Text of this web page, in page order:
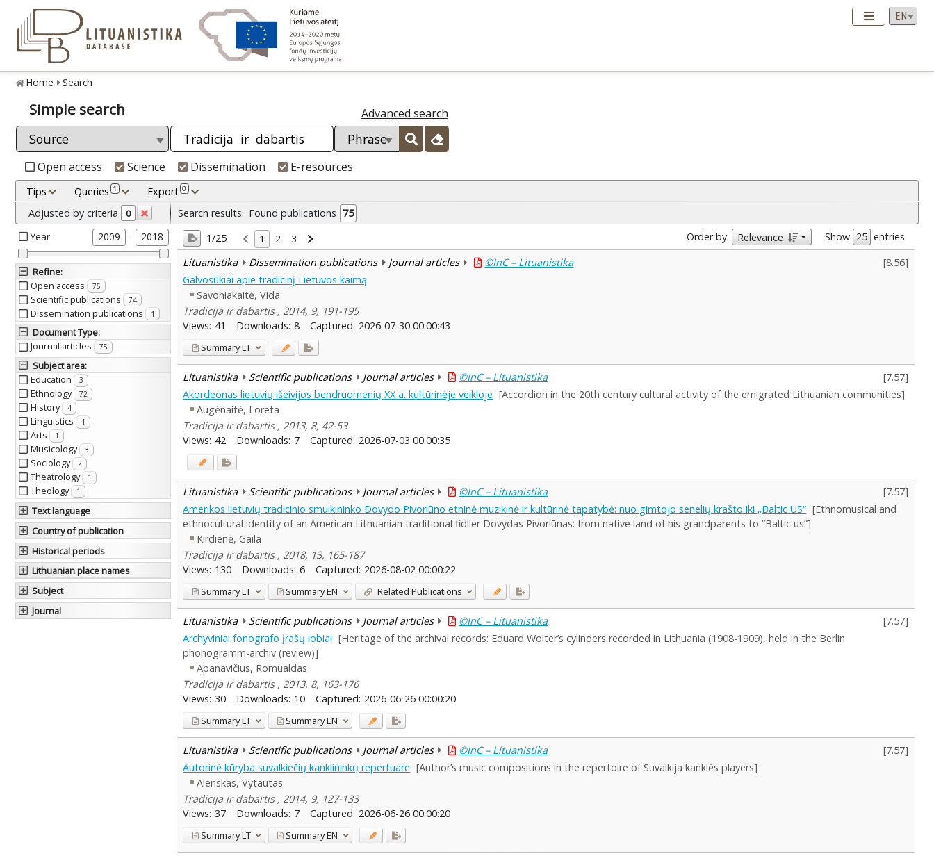
Home Search
Simple search Advanced search
Open access Science Dissemination E-resources
Tips Queries 1 Export 0
Adjusted by criteria 0
Year 2009 – 2018
Refine:
Open access
75
Scientific publications 74
Dissemination publications 1
Document Type:
Journal articles
75
Subject area:
Education
3
Ethnology 72
History 4
Linguistics 1
Arts 1
Musicology 3
Sociology 2
Theatrology 1
Theology 1
Text language
Country of publication
Historical periods
Lithuanian place names
Subject
Journal
Search results: Found publications 75
1/25
1 2 3 Order by: Relevance Show
entries
Lituanistika
Dissemination publications Journal articles ©InC – Lituanistika [8.56]
Galvosūkiai apie tradicinį Lietuvos kaimą
Savoniakaitė, Vida
Tradicija ir dabartis , 2014, 9, 191-195
Views: 41 Downloads: 8 Captured: 2026-07-30 00:00:43
SummaryLT
Lituanistika Scientific publications Journal articles ©InC – Lituanistika [7.57]
Akordeonas lietuvių išeivijos bendruomenių XX a. kultūrinėje veikloje [Accordion in the 20th century cultural activity of the emigrated Lithuanian communities]
Augėnaitė, Loreta
Tradicija ir dabartis , 2013, 8, 42-53
Views: 42 Downloads: 7 Captured: 2026-07-03 00:00:35
Lituanistika Scientific publications Journal articles ©InC – Lituanistika [7.57]
Amerikos lietuvių tradicinio smuikininko Dovydo Pivoriūno etninė muzikinė ir kultūrinė tapatybė: nuo gimtojo senelių krašto iki „Baltic US“ [Ethnomusical and
ethnocultural identity of an American Lithuanian traditional fidller Dovydas Pivoriūnas: from native land of his grandparents to “Baltic us”]
Kirdienė, Gaila
Tradicija ir dabartis , 2018, 13, 165-187
Views: 130 Downloads: 6 Captured: 2026-08-02 00:00:22
SummaryLT SummaryEN Related Publications
Lituanistika Scientific publications Journal articles ©InC – Lituanistika [7.57]
Archyviniai fonografo įrašų lobiai [Heritage of the archival records: Eduard Wolter’s cylinders recorded in Lithuania (1908-1909), held in the Berlin
phonogramm-archiv (review)]
Apanavičius, Romualdas
Tradicija ir dabartis , 2013, 8, 163-176
Views: 30 Downloads: 10 Captured: 2026-06-26 00:00:20
SummaryLT SummaryEN
Lituanistika Scientific publications Journal articles ©InC – Lituanistika [7.57]
Autorinė kūryba suvalkiečių kanklininkų repertuare [Author’s music compositions in the repertoire of Suvalkija kanklės players]
Alenskas, Vytautas
Tradicija ir dabartis , 2014, 9, 127-133
Views: 37 Downloads: 7 Captured: 2026-06-26 00:00:20
SummaryLT SummaryEN